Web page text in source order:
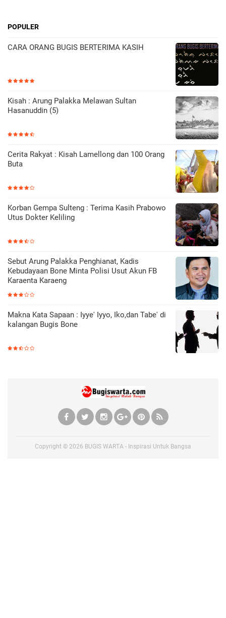
POPULER
CARA ORANG BUGIS BERTERIMA KASIH
Kisah : Arung Palakka Melawan Sultan
Hasanuddin (5)
Cerita Rakyat : Kisah Lamellong dan 100 Orang
Buta
Korban Gempa Sulteng : Terima Kasih Prabowo
Utus Dokter Keliling
Sebut Arung Palakka Penghianat, Kadis
Kebudayaan Bone Minta Polisi Usut Akun FB
Karaenta Karaeng
Makna Kata Sapaan : Iyye' Iyyo, Iko,dan Tabe' di
kalangan Bugis Bone
Copyright © 2026 BUGIS WARTA - Inspirasi Untuk Bangsa